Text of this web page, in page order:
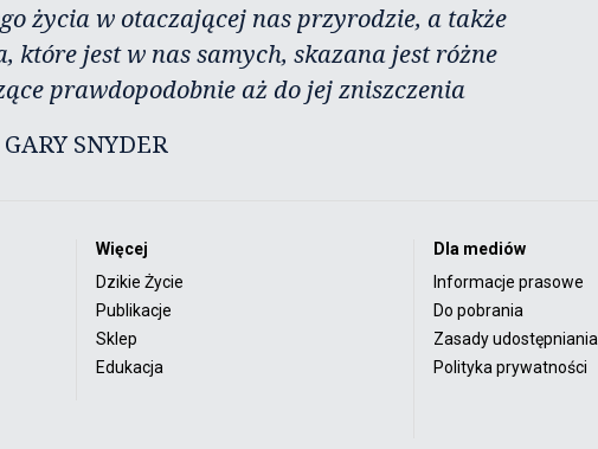
życia w otaczającej nas przyrodzie, a także
które jest w nas samych, skazana jest różne
prawdopodobnie aż do jej zniszczenia
GARY SNYDER
Więcej
Dzikie Życie
Publikacje
Sklep
Edukacja
Dla mediów
Informacje prasowe
Do pobrania
Zasady udostępniania
Polityka prywatności